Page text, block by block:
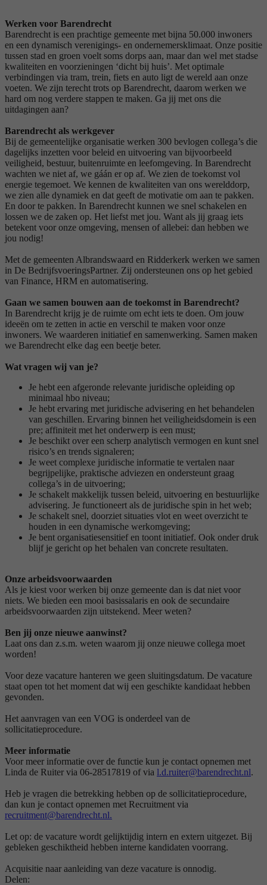
Werken voor Barendrecht
Barendrecht is een prachtige gemeente met bijna 50.000 inwoners
en een dynamisch verenigings- en ondernemersklimaat. Onze positie
tussen stad en groen voelt soms dorps aan, maar dan wel met stadse
kwaliteiten en voorzieningen ‘dicht bij huis’. Met optimale
verbindingen via tram, trein, fiets en auto ligt de wereld aan onze
voeten. We zijn terecht trots op Barendrecht, daarom werken we
hard om nog verdere stappen te maken. Ga jij met ons die
uitdagingen aan?
Barendrecht als werkgever
Bij de gemeentelijke organisatie werken 300 bevlogen collega’s die
dagelijks inzetten voor beleid en uitvoering van bijvoorbeeld
veiligheid, bestuur, buitenruimte en leefomgeving. In Barendrecht
wachten we niet af, we gáán er op af. We zien de toekomst vol
energie tegemoet. We kennen de kwaliteiten van ons werelddorp,
we zien alle dynamiek en dat geeft de motivatie om aan te pakken.
En door te pakken. In Barendrecht kunnen we snel schakelen en
lossen we de zaken op. Het liefst met jou. Want als jij graag iets
betekent voor onze omgeving, mensen of allebei: dan hebben we
jou nodig!
Met de gemeenten Albrandswaard en Ridderkerk werken we samen
in De BedrijfsvoeringsPartner. Zij ondersteunen ons op het gebied
van Finance, HRM en automatisering.
Gaan we samen bouwen aan de toekomst in Barendrecht?
In Barendrecht krijg je de ruimte om echt iets te doen. Om jouw
ideeën om te zetten in actie en verschil te maken voor onze
inwoners. We waarderen initiatief en samenwerking. Samen maken
we Barendrecht elke dag een beetje beter.
Wat vragen wij van je?
Je hebt een afgeronde relevante juridische opleiding op
minimaal hbo niveau;
Je hebt ervaring met juridische advisering en het behandelen
van geschillen. Ervaring binnen het veiligheidsdomein is een
pre; affiniteit met het onderwerp is een must;
Je beschikt over een scherp analytisch vermogen en kunt snel
risico’s en trends signaleren;
Je weet complexe juridische informatie te vertalen naar
begrijpelijke, praktische adviezen en ondersteunt graag
collega’s in de uitvoering;
Je schakelt makkelijk tussen beleid, uitvoering en bestuurlijke
advisering. Je functioneert als de juridische spin in het web;
Je schakelt snel, doorziet situaties vlot en weet overzicht te
houden in een dynamische werkomgeving;
Je bent organisatiesensitief en toont initiatief. Ook onder druk
blijf je gericht op het behalen van concrete resultaten.
Onze arbeidsvoorwaarden
Als je kiest voor werken bij onze gemeente dan is dat niet voor
niets. We bieden een mooi basissalaris en ook de secundaire
arbeidsvoorwaarden zijn uitstekend. Meer weten?
Ben jij onze nieuwe aanwinst?
Laat ons dan z.s.m. weten waarom jij onze nieuwe collega moet
worden!
Voor deze vacature hanteren we geen sluitingsdatum. De vacature
staat open tot het moment dat wij een geschikte kandidaat hebben
gevonden.
Het aanvragen van een VOG is onderdeel van de
sollicitatieprocedure.
Meer informatie
Voor meer informatie over de functie kun je contact opnemen met
Linda de Ruiter via 06-28517819 of via l.d.ruiter@barendrecht.nl.
Heb je vragen die betrekking hebben op de sollicitatieprocedure,
dan kun je contact opnemen met Recruitment via
recruitment@barendrecht.nl.
Let op: de vacature wordt gelijktijdig intern en extern uitgezet. Bij
gebleken geschiktheid hebben interne kandidaten voorrang.
Acquisitie naar aanleiding van deze vacature is onnodig.
Delen: